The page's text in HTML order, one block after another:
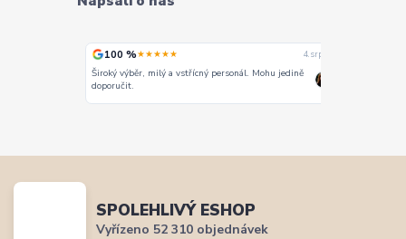
100 %★★★★★ 4. srpna
Široký výběr, milý a vstřícný personál. Mohu jedině
doporučit.
SPOLEHLIVÝ ESHOP
Vyřízeno 52 310 objednávek